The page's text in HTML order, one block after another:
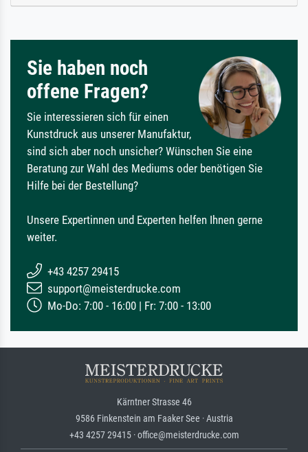
Sie haben noch
offene Fragen?
Sie interessieren sich für einen
Kunstdruck aus unserer Manufaktur,
sind sich aber noch unsicher? Wünschen Sie eine
Beratung zur Wahl des Mediums oder benötigen Sie
Hilfe bei der Bestellung?
Unsere Expertinnen und Experten helfen Ihnen gerne
weiter.
+43 4257 29415
support@meisterdrucke.com
Mo-Do: 7:00 - 16:00 | Fr: 7:00 - 13:00
Kärntner Strasse 46
9586 Finkenstein am Faaker See · Austria
+43 4257 29415 · office@meisterdrucke.com